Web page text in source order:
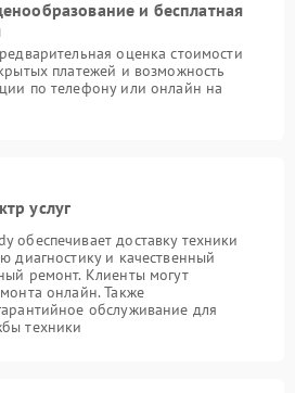
и бесплатная
оценка стоимости
платежей и возможность
по телефону или онлайн на
услуг
обеспечивает доставку техники
диагностику и качественный
ремонт. Клиенты могут
онлайн. Также
обслуживание для
техники